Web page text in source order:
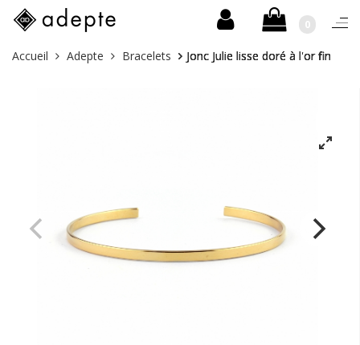
Aller
0
Vous
Accueil Adepte Bracelets Jonc Julie lisse doré à l'or fin